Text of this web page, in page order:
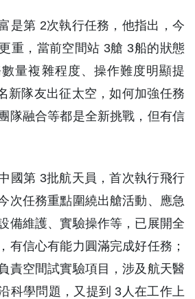
是第 2次執行任務，他指出，今
重，當前空間站 3艙 3船的狀態
量複雜程度、操作難度明顯提
新隊友出征太空，如何加強任務
隊融合等都是全新挑戰，但有信
國第 3批航天員，首次執行飛行
次任務重點圍繞出艙活動、應急
備維護、實驗操作等，已展開全
有信心有能力圓滿完成好任務；
責空間試實驗項目，涉及航天醫
科學問題，又提到 3人在工作上